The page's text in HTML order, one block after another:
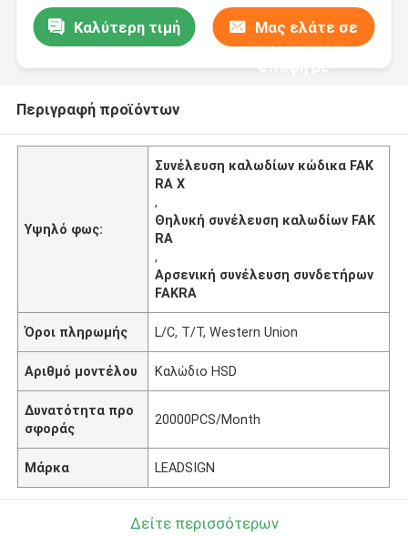
Καλύτερη τιμή Μας ελάτε σε
επαφή με
Περιγραφή προϊόντων
Υψηλό φως:
Συνέλευση καλωδίων κώδικα FAK
RA Χ
,
Θηλυκή συνέλευση καλωδίων FAK
RA
,
Αρσενική συνέλευση συνδετήρων
FAKRA
Όροι πληρωμής L/C, T/T, Western Union
Αριθμό μοντέλου Καλώδιο HSD
Δυνατότητα προ
σφοράς
20000PCS/Month
Μάρκα LEADSIGN
Δείτε περισσότερων